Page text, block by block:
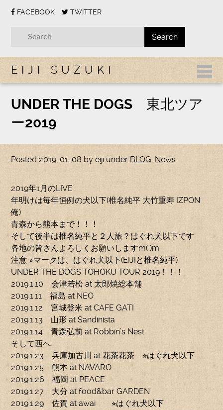
FACEBOOK TWITTER
EIJI SUZUKI
UNDER THE DOGS 東北ツア
ー2019
Posted2019-01-08 byeiji under BLOG, News
2019年1月のLIVE
年明けは毎年恒例の犬以下(椎名純平 大竹重寿 IZPON
俺)
青森から熊本まで！！！
そして後半は椎名純平と２人旅？はぐれ犬以下です
各地の皆さんよろしくお願いしますm( )m
注意 ⭐︎マークは、はぐれ犬以下(EIJIと椎名純平)
UNDER THE DOGS TOHOKU TOUR 2019！！！
2019.1.10 会津若松 at 太郎焼総本舗
2019.1.11 福島 at NEO
2019.1.12 宮城登米 at CAFE GATI
2019.1.13 山形 at Sandinista
2019.1.14 青森弘前 at Robbin’s Nest
そして西へ
2019.1.23 兵庫加古川 at 花茶花茶 ⭐︎はぐれ犬以下
2019.1.25 熊本 at NAVARO
2019.1.26 福岡 at PEACE
2019.1.27 大分 at food&bar GARDEN
2019.1.29 佐賀 at awai ⭐︎はぐれ犬以下